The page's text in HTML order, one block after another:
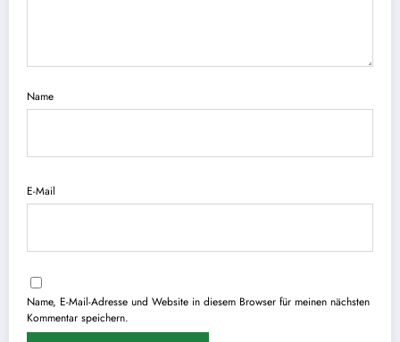
Name
E-Mail
Name, E-Mail-Adresse und Website in diesem Browser für meinen nächsten
Kommentar speichern.